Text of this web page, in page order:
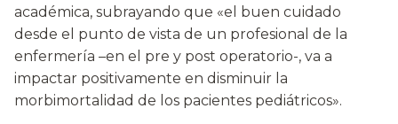
académica, subrayando que «el buen cuidado
desde el punto de vista de un profesional de la
enfermería –en el pre y post operatorio-, va a
impactar positivamente en disminuir la
morbimortalidad de los pacientes pediátricos».